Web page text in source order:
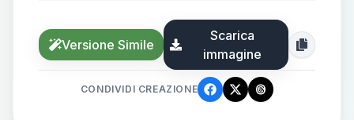
Versione Simile
Scarica
immagine
CONDIVIDI CREAZIONE